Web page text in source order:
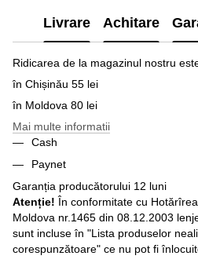
Livrare Achitare
Ridicarea de la magazinul nostru
în Chișinău 55 lei
în Moldova 80 lei
Mai multe informatii
Cash
Paynet
Garanția producătorului 12 luni
Atenție! În conformitate cu
Moldova nr.1465 din 08.12.2003
sunt incluse în "Lista produselor
corespunzătoare" ce nu pot fi